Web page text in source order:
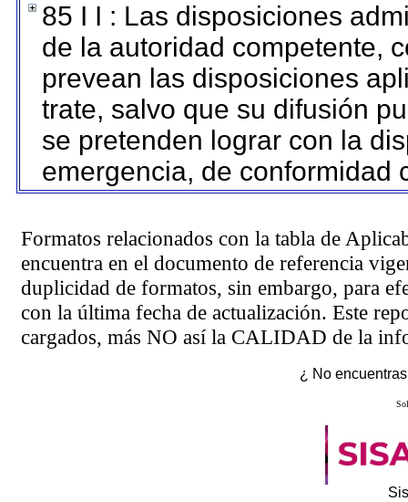
85 I I : Las disposiciones
de la autoridad competente,
prevean las disposiciones
trate, salvo que su difusión
se pretenden lograr con la
emergencia, de conformidad
Formatos relacionados con la tabla de
encuentra en el documento de referencia
duplicidad de formatos, sin embargo, para
con la última fecha de actualización. Este
cargados, más NO así la CALIDAD de la
¿ No